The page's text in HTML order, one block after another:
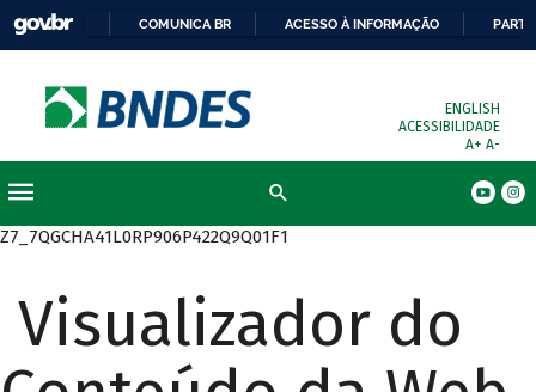
COMUNICA BR ACESSO À INFORMAÇÃO
ENGLISH
ACESSIBILIDADE
A+ A-
Z7_7QGCHA41L0RP906P422Q9Q01F1
Visualizador do